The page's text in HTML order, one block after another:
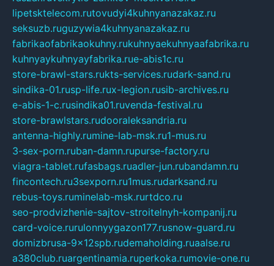
lipetsktelecom.rutovudyi4kuhnyanazakaz.ru
seksuzb.ruguzywia4kuhnyanazakaz.ru
fabrikaofabrikaokuhny.rukuhnyaekuhnyaafabrika.ru
kuhnyaykuhnyayfabrika.rue-abis1c.ru
store-brawl-stars.rukts-services.rudark-sand.ru
sindika-01.rusp-life.rux-legion.rusib-archives.ru
e-abis-1-c.rusindika01.ruvenda-festival.ru
store-brawlstars.rudooraleksandria.ru
antenna-highly.rumine-lab-msk.ru1-mus.ru
3-sex-porn.ruban-damn.rupurse-factory.ru
viagra-tablet.rufasbags.ruadler-jun.rubandamn.ru
fincontech.ru3sexporn.ru1mus.rudarksand.ru
rebus-toys.ruminelab-msk.rurtdco.ru
seo-prodvizhenie-sajtov-stroitelnyh-kompanij.ru
card-voice.rurulonnyygazon177.rusnow-guard.ru
domizbrusa-9x12spb.rudemaholding.ruaalse.ru
a380club.ruargentinamia.ruperkoka.rumovie-one.ru